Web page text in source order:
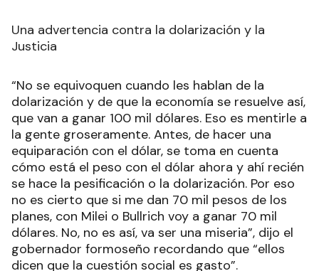
Una advertencia contra la dolarización y la
Justicia
“No se equivoquen cuando les hablan de la
dolarización y de que la economía se resuelve así,
que van a ganar 100 mil dólares. Eso es mentirle a
la gente groseramente. Antes, de hacer una
equiparación con el dólar, se toma en cuenta
cómo está el peso con el dólar ahora y ahí recién
se hace la pesificación o la dolarización. Por eso
no es cierto que si me dan 70 mil pesos de los
planes, con Milei o Bullrich voy a ganar 70 mil
dólares. No, no es así, va ser una miseria”, dijo el
gobernador formoseño recordando que “ellos
dicen que la cuestión social es gasto”.